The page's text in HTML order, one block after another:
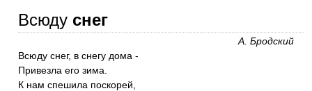
Всюду снег
А. Бродский
Всюду снег, в снегу дома -
Привезла его зима.
К нам спешила поскорей,